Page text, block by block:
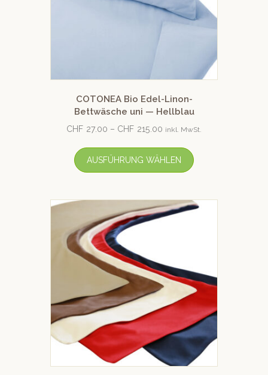
COTONEA Bio Edel-Linon-
Bettwäsche uni — Hellblau
CHF 27.00 – CHF 215.00 inkl. MwSt.
AUSFÜHRUNG WÄHLEN